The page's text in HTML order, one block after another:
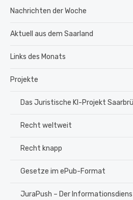
Nachrichten der Woche
Aktuell aus dem Saarland
Links des Monats
Projekte
Das Juristische KI-Projekt
Recht weltweit
Recht knapp
Gesetze im ePub-Format
JuraPush – Der